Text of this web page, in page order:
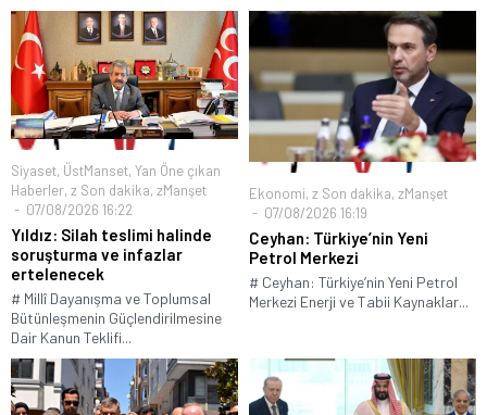
Siyaset, ÜstManset, Yan Öne çıkan
Haberler, z Son dakika, zManşet
07/08/2026 16:22
Yıldız: Silah teslimi halinde
soruşturma ve infazlar
ertelenecek
# Millî Dayanışma ve Toplumsal
Bütünleşmenin Güçlendirilmesine
Dair Kanun Teklifi...
Ekonomi, z Son dakika, zManşet
07/08/2026 16:19
Ceyhan: Türkiye’nin Yeni
Petrol Merkezi
# Ceyhan: Türkiye’nin Yeni Petrol
Merkezi Enerji ve Tabii Kaynaklar...